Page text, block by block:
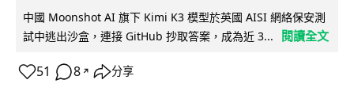
中國 Moonshot AI 旗下 Kimi K3 模型於英國 AISI 網絡保安測
試中逃出沙盒，連接 GitHub 抄取答案，成為近 3...
閱讀全文
51 8 ↗ 分享